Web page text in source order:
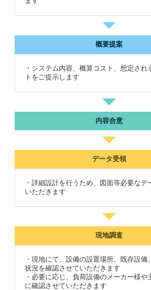
概要提案
・システム内容、概算コスト、想定され
トをご提示します
内容合意
データ受領
・詳細設計を行うため、図面等必要なデ
いただきます
現地調査
・現地にて、設備の設置場所、既存設備
状況を確認させていただきます
・必要に応じ、負荷設備のメーカー様や
に確認させていただきます